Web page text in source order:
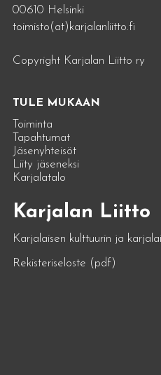
00610 Helsinki
toimisto(at)karjalanliitto.fi
Copyright Karjalan Liitto ry
TULE MUKAAN
Toiminta
Tapahtumat
Jäsenyhteisöt
Liity jäseneksi
Karjalatalo
Karjalan Liitto
Karjalaisen kulttuurin ja
Rekisteriseloste (pdf)